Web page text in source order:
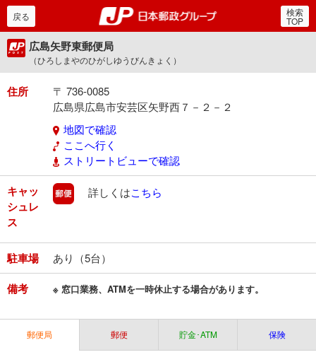
郵便局・日本郵政グルー
戻る 検索
TOP
広島矢野東郵便局
（ひろしまやのひがしゆうびんきょく）
住所
〒 736-0085
広島県広島市安芸区矢野西７－２－２
地図で確認
ここへ行く
ストリートビューで確認
キャッ
シュレ
ス
郵便
詳しくはこちら
駐車場 あり（5台）
備考 ※ 窓口業務、ATMを一時休止する場合があります。
郵便局 郵便 貯金･ATM 保険